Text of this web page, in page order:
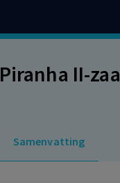
Piranha II-
Samenvatting